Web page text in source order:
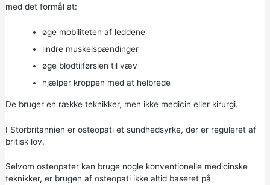
med det formål at:
øge mobiliteten af leddene
lindre muskelspændinger
øge blodtilførslen til væv
hjælper kroppen med at helbrede
De bruger en række teknikker, men ikke medicin eller kirurgi.
I Storbritannien er osteopati et sundhedsyrke, der er reguleret af
britisk lov.
Selvom osteopater kan bruge nogle konventionelle medicinske
teknikker, er brugen af osteopati ikke altid baseret på